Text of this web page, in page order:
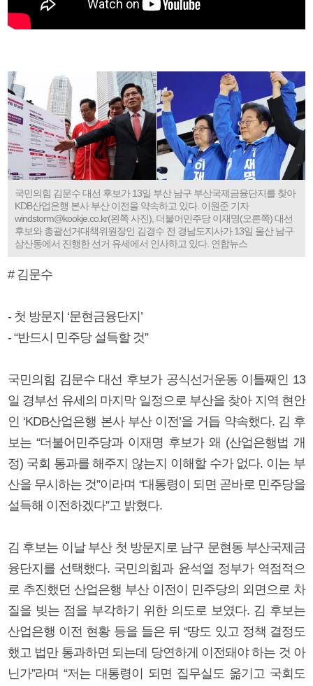
국민의힘 김문수 대선 후보가 13일 부산 남구 부산국제금융단지를 찾아
KDB산업은행 본사 부산 이전을 약속하고 있다. 이원준 기자
windstorm@kookje.co.kr(왼쪽 사진), 더불어민주당 이재명(오른쪽) 대선
후보와 총괄선거대책위원장인 김경수 전 경남도지사가 13일 울산 남구
삼산동에서 진행한 선거 유세에서 인사하고 있다. 연합뉴스
# 김문수
- 첫 방문지 ‘문현금융단지’
- “반드시 민주당 설득할 것”
국민의힘 김문수 대선 후보가 공식선거운동 이틀째인 13
일 경부선 유세의 마지막 일정으로 부산을 찾아 지역 현안
인 ‘KDB산업은행 본사 부산 이전’을 거듭 약속했다. 김 후
보는 “더불어민주당과 이재명 후보가 왜 (산업은행법 개
정) 국회 통과를 해주지 않는지 이해할 수가 없다. 이는 부
산을 무시하는 것”이라며 “대통령이 되면 곧바로 민주당을
설득해 이전하겠다”고 밝혔다.
김 후보는 이날 부산 첫 방문지로 남구 문현동 부산국제금
융단지를 선택했다. 국민의힘과 윤석열 정부가 역점적으
로 추진했던 산업은행 부산 이전이 민주당의 외면으로 차
질을 빚는 점을 부각하기 위한 의도로 보였다. 김 후보는
산업은행 이전 현황 등을 들은 뒤 “땅도 있고 정책 결정도
했고 법만 통과하면 되는데 당연하게 이전돼야 하는 것 아
닌가”라며 “저는 대통령이 되면 집무실도 옮기고 국회도